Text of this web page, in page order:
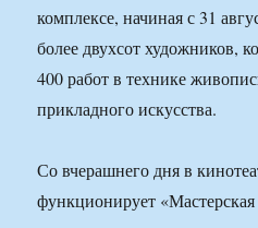
комплексе, начиная с 31
более двухсот художников,
400 работ в технике
прикладного искусства.
Со вчерашнего дня в
функционирует